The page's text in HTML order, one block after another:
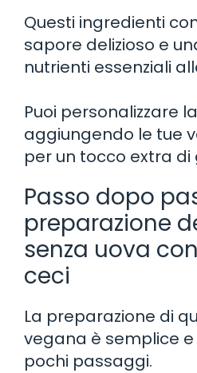
Questi ingredienti
sapore delizioso e
nutrienti essenziali
Puoi personalizzare
aggiungendo le tue
per un tocco extra di
Passo dopo
preparazione
senza uova
ceci
La preparazione di
vegana è semplice
pochi passaggi.